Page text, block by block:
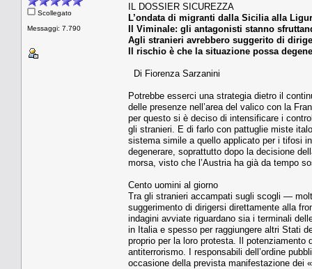
Scollegato
Messaggi: 7.790
IL DOSSIER SICUREZZA
L’ondata di migranti dalla Sicilia alla
Il Viminale: gli antagonisti stanno
Agli stranieri avrebbero suggerito di
Il rischio è che la situazione possa
Di Fiorenza Sarzanini
Potrebbe esserci una strategia dietro il
delle presenze nell’area del valico con la
per questo si è deciso di intensificare i
gli stranieri. E di farlo con pattuglie miste
sistema simile a quello applicato per i tifosi
degenerare, soprattutto dopo la decisione
morsa, visto che l’Austria ha già da tempo
Cento uomini al giorno
Tra gli stranieri accampati sugli scogli —
suggerimento di dirigersi direttamente alla
indagini avviate riguardano sia i terminali
in Italia e spesso per raggiungere altri Stati
proprio per la loro protesta. Il potenziamento
antiterrorismo. I responsabili dell’ordine
occasione della prevista manifestazione dei